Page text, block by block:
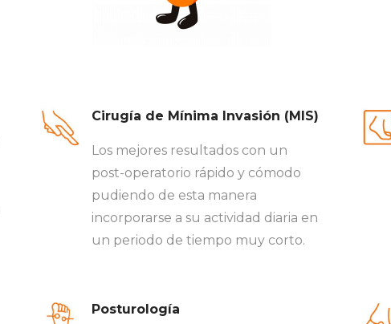
Cirugía de Mínima Invasión (MIS)
Los mejores resultados con un
post-operatorio rápido y cómodo
pudiendo de esta manera
incorporarse a su actividad diaria en
un periodo de tiempo muy corto.
Posturología